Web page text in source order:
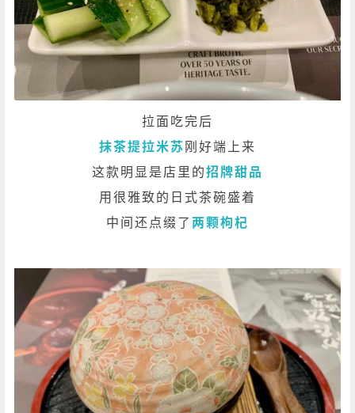
拉面吃完后
抹茶提拉米苏 刚好端上来
这款明显是店里的招牌甜品
用很雅致的日式茶碗盛着
中间还点缀了 两颗枸杞